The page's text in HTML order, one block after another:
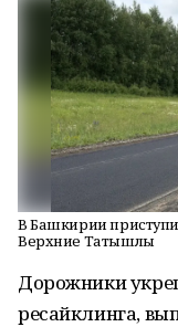
В Башкирии
Верхние Татышлы
Дорожники
ресайклинга,